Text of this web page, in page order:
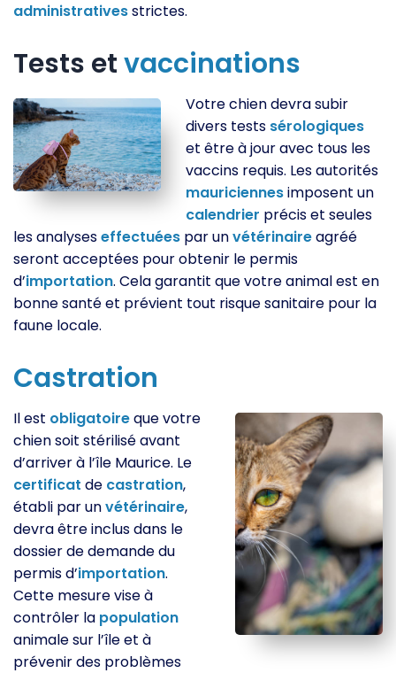
administrativesstrictes.
Tests etvaccinations
Votre chien devra subir
divers tests sérologiques
et être à jour avec tous les
vaccins requis. Les autorités
mauriciennesimposent un
calendrier précis et seules
les analyseseffectuées par unvétérinaireagréé
seront acceptées pour obtenir le permis
d’importation. Cela garantit que votre animal est en
bonne santé et prévient tout risque sanitaire pour la
faune locale.
Castration
Il est obligatoireque votre
chien soit stérilisé avant
d’arriver à l’île Maurice. Le
certificat de castration,
établi par unvétérinaire,
devra être inclus dans le
dossier de demande du
permis d’importation.
Cette mesure vise à
contrôler la population
animale sur l’île et à
prévenir des problèmes